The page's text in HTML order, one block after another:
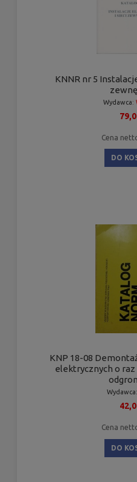
KNNR nr 5
Wydawca:
Cena
DO
KNP 18-08
elektrycznych o
Wydawca:
Cena
DO